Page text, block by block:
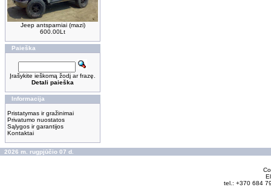
Jeep antsparniai (mazi)
600.00Lt
Paieška
Įrašykite ieškomą žodį ar frazę.
Detali paieška
Informacija
Pristatymas ir gražinimai
Privatumo nuostatos
Sąlygos ir garantijos
Kontaktai
2026 m. rugpjūčio 07 d.
tel.: +370 684